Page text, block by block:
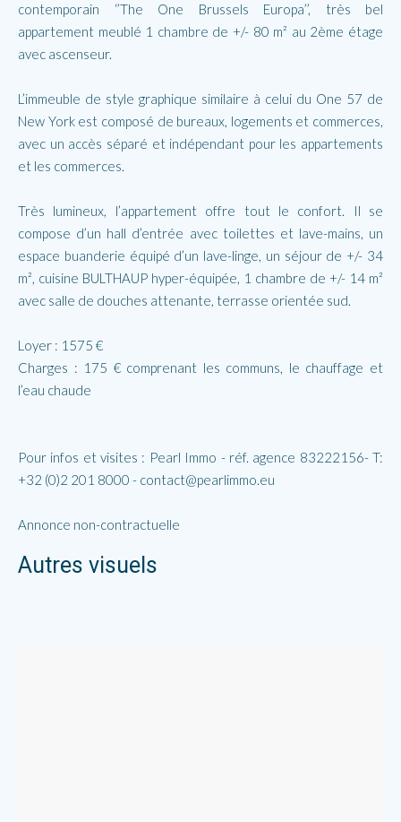
contemporain ‘’The One Brussels Europa’’, très bel
appartement meublé 1 chambre de +/- 80 m² au 2ème étage
avec ascenseur.
L’immeuble de style graphique similaire à celui du One 57 de
New York est composé de bureaux, logements et commerces,
avec un accès séparé et indépendant pour les appartements
et les commerces.
Très lumineux, l’appartement offre tout le confort. Il se
compose d’un hall d’entrée avec toilettes et lave-mains, un
espace buanderie équipé d’un lave-linge, un séjour de +/- 34
m², cuisine BULTHAUP hyper-équipée, 1 chambre de +/- 14 m²
avec salle de douches attenante, terrasse orientée sud.
Loyer : 1575 €
Charges : 175 € comprenant les communs, le chauffage et
l’eau chaude
Pour infos et visites : Pearl Immo - réf. agence 83222156- T:
+32 (0)2 201 8000 - contact@pearlimmo.eu
Annonce non-contractuelle
Autres visuels